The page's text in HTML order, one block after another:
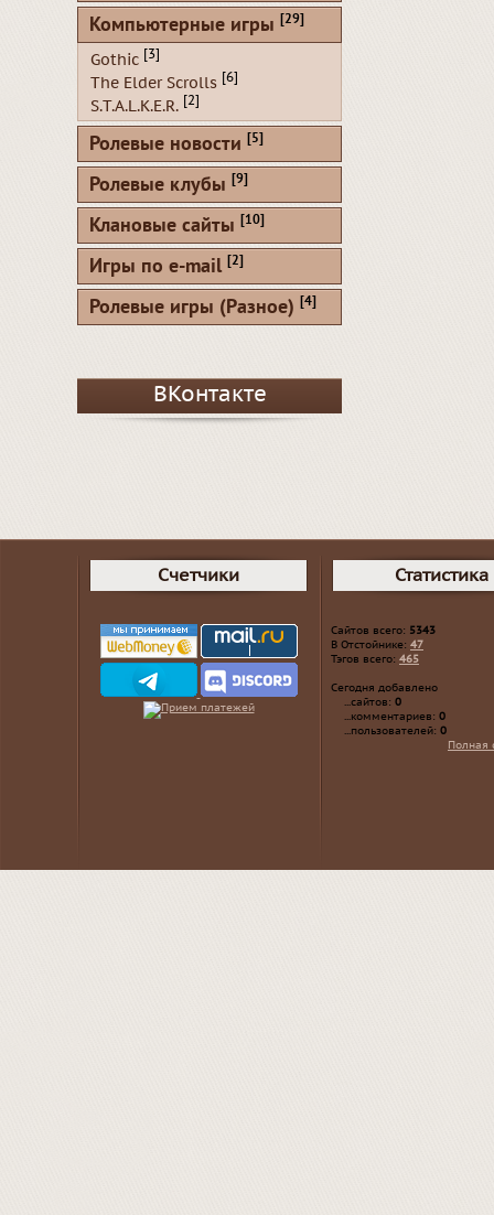
Компьютерные игры [29]
Gothic [3]
The Elder Scrolls [6]
S.T.A.L.K.E.R. [2]
Ролевые новости [5]
Ролевые клубы [9]
Клановые сайты [10]
Игры по e-mail [2]
Ролевые игры (Разное) [4]
ВКонтакте
Счетчики Статистика
Сайтов всего: 5343
В Отстойнике: 47
Тэгов всего: 465
Сегодня добавлено
...сайтов: 0
...комментариев: 0
...пользователей: 0
Полная